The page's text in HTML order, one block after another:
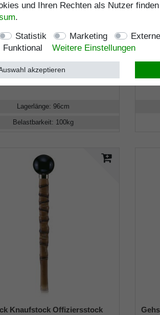
Kugelknauf BERNSTEIN
Stock Buchenholz
UVP 69,95 €
59,95 € *
ges. MwSt.zzgl.Versandkosten
Artikelnummer2181
Lagerlänge:96cm
Belastbarkeit: 100kg
Knaufstock Offiziersstock
und Ihren Rechten als Nutzer
.
Statistik Marketing
Funktional Weitere Einstellungen
akzeptieren